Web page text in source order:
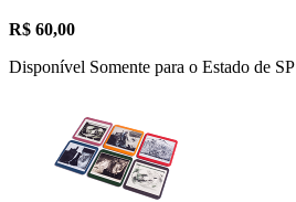
R$ 60,00
Disponível Somente para o Estado de SP